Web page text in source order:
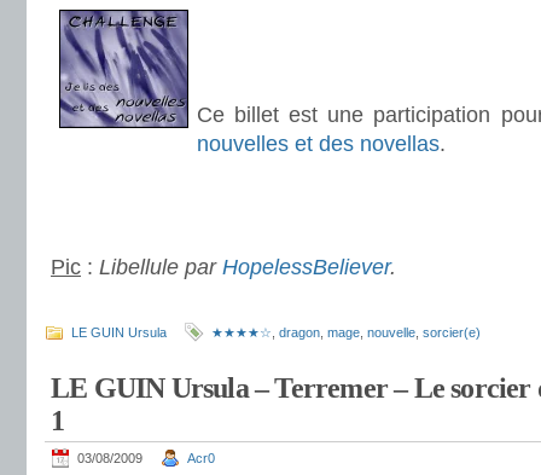
Ce billet est une participation
nouvelles et des novellas.
Pic : Libellule par HopelessBeliever.
LE GUIN Ursula ★★★★☆ dragon mage nouvelle sorcier(e)
LE GUIN Ursula – Terremer – Le sorcier
1
03/08/2009 Acr0